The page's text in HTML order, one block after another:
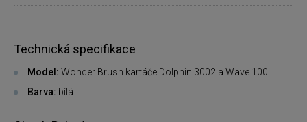
Technická specifikace
Model: Wonder Brush kartáče Dolphin 3002 a Wave 100
Barva: bílá